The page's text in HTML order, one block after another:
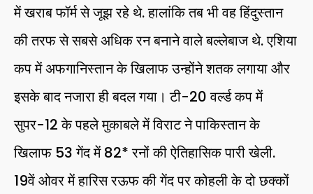
में खराब फॉर्म से जूझ रहे थे. हालांकि तब भी वह हिंदुस्तान
की तरफ से सबसे अधिक रन बनाने वाले बल्लेबाज थे. एशिया
कप में अफगानिस्तान के खिलाफ उन्होंने शतक लगाया और
इसके बाद नजारा ही बदल गया। टी-20 वर्ल्ड कप में
सुपर-12 के पहले मुकाबले में विराट ने पाकिस्तान के
खिलाफ 53 गेंद में 82* रनों की ऐतिहासिक पारी खेली.
19वें ओवर में हारिस रऊफ की गेंद पर कोहली के दो छक्कों